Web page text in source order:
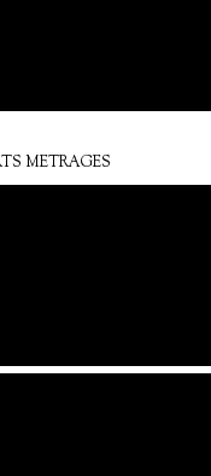
METRAGES